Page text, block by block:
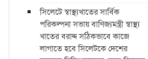
সিলেটে স্বাস্থ্যখাতের সার্বিক
পরিকল্পনা সভায় বাণিজ্যমন্ত্রী স্বাস্থ্য
খাতের বরাদ্দ সঠিকভাবে কাজে
লাগাতে হবে সিলেটকে দেশের